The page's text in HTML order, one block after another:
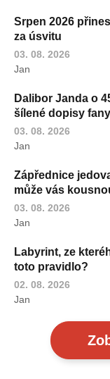
Srpen 2026
za úsvitu
03. 08. 2026
Jan
Dalibor Janda o
šílené dopisy
03. 08. 2026
Jan
Zápřednice
může vás
03. 08. 2026
Jan
Labyrint, ze
toto pravidlo?
02. 08. 2026
Jan